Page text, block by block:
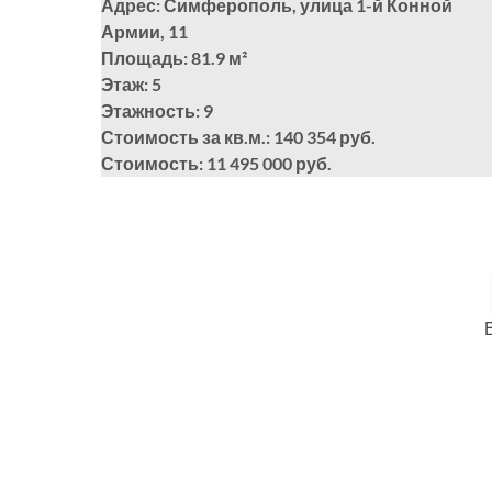
Адрес: Симферополь, улица 1-й Конной
Армии, 11
Площадь: 81.9 м²
Этаж: 5
Этажность: 9
Стоимость за кв.м.: 140 354 руб.
Стоимость: 11 495 000 руб.